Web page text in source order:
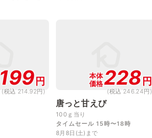
199 円
(税込 214.92円)
本体
価格228 円
(税込 246.24円)
唐っと甘えび
100ｇ当り
タイムセール 15時〜18時
8月8日(土)まで